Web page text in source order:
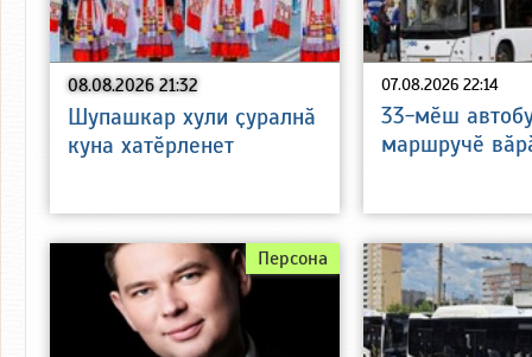
08.08.2026 21:32
Шупашкар хули ҫуралнӑ
куна хатӗрленет
07.08.2026 22:14
33-мӗш
маршручӗ
Персона